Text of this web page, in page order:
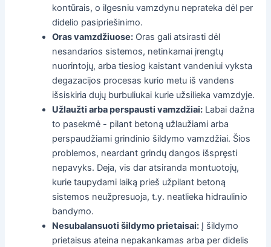
kontūrais, o ilgesniu vamzdynu neprateka dėl per
didelio pasipriešinimo.
Oras vamzdžiuose: Oras gali atsirasti dėl
nesandarios sistemos, netinkamai įrengtų
nuorintojų, arba tiesiog kaistant vandeniui vyksta
degazacijos procesas kurio metu iš vandens
išsiskiria dujų burbuliukai kurie užsilieka vamzdyje.
Užlaužti arba perspausti vamzdžiai: Labai dažna
to pasekmė - pilant betoną užlaužiami arba
perspaudžiami grindinio šildymo vamzdžiai. Šios
problemos, neardant grindų dangos išspręsti
nepavyks. Deja, vis dar atsiranda montuotojų,
kurie taupydami laiką prieš užpilant betoną
sistemos neužpresuoja, t.y. neatlieka hidraulinio
bandymo.
Nesubalansuoti šildymo prietaisai: Į šildymo
prietaisus ateina nepakankamas arba per didelis